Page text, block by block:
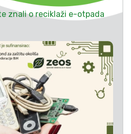
znali o reciklaži e-otpada